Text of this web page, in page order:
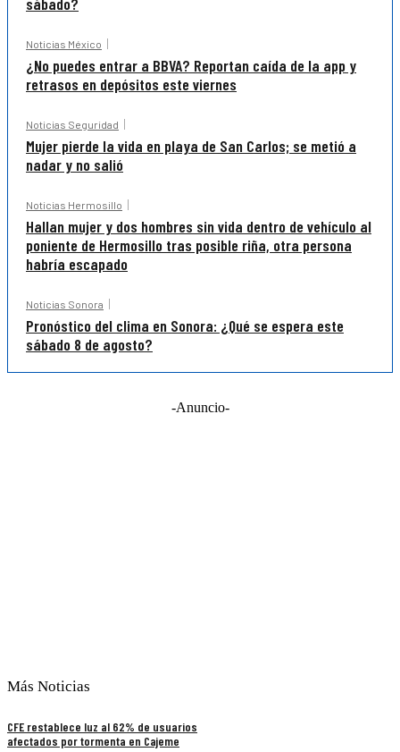
Noticias México
¿No puedes entrar a BBVA? Reportan caída de la app y
retrasos en depósitos este viernes
Noticias Seguridad
Mujer pierde la vida en playa de San Carlos; se metió a
nadar y no salió
Noticias Hermosillo
Hallan mujer y dos hombres sin vida dentro de vehículo al
poniente de Hermosillo tras posible riña, otra persona
habría escapado
Noticias Sonora
Pronóstico del clima en Sonora: ¿Qué se espera este
sábado 8 de agosto?
-Anuncio-
Más Noticias
CFE restablece luz al 62% de usuarios
afectados por tormenta en Cajeme